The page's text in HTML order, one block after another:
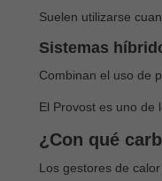
Suelen utilizarse
Sistemas
Combinan el uso de
El Provost es uno de
¿Con qué
Los gestores de